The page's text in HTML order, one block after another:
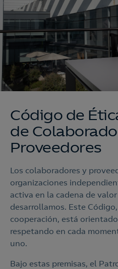
Código de
de
Proveedores
Los colaboradores y
organizaciones
activa en la cadena de
desarrollamos. Este
cooperación, está
respetando en cada
uno.
Bajo estas premisas, el